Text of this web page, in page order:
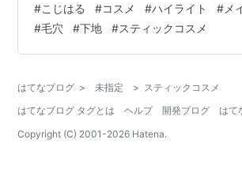
バームデュオとは 立体感を出すツヤのグ
をカバーするマットのシルク のバームが1
ィックです。 2種類のバームで肌の印象
っているのはどちらもSPF35 PA++ で紫
き…
#こじはる #コスメ #ハイライト # メ
#毛穴 #下地 #スティックコスメ
はてなブログ > 未指定 > スティックコスメ
はてなブログ タグとは
ヘルプ 開発ブログ
はて
Copyright (C) 2001-2026 Hatena.